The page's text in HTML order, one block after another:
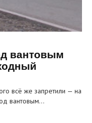
вантовым
всё же запретили — на
вантовым…